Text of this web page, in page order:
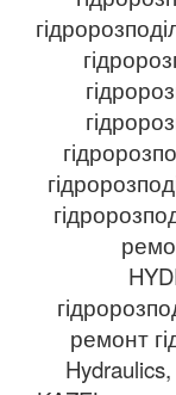
ремонт